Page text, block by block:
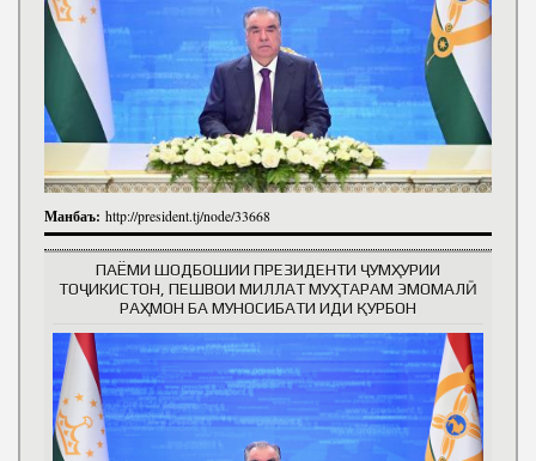
Манбаъ: http://president.tj/node/33668
ПАЁМИ ШОДБОШИИ ПРЕЗИДЕНТИ ҶУМҲУРИИ
ТОҶИКИСТОН, ПЕШВОИ МИЛЛАТ МУҲТАРАМ ЭМОМАЛӢ
РАҲМОН БА МУНОСИБАТИ ИДИ ҚУРБОН